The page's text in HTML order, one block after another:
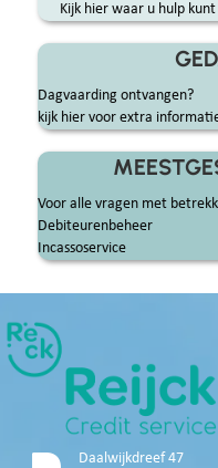
Kijk hier waar u hulp
Dagvaarding ontvangen?
kijk hier voor extra
Voor alle vragen met
Debiteurenbeheer
Incassoservice
Daalwijkdreef 47